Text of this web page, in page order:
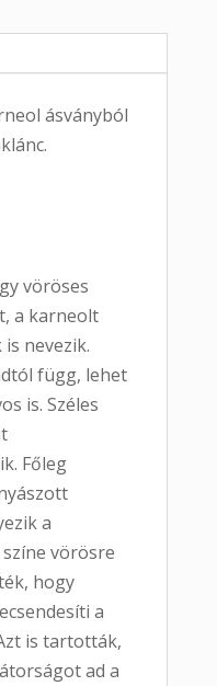
ásványból
vöröses
a karneolt
nevezik.
függ, lehet
is. Széles
Főleg
a
vörösre
hogy
a
is tartották,
ad a